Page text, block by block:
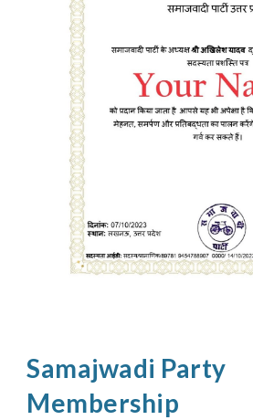
Samajwadi Party
Membership